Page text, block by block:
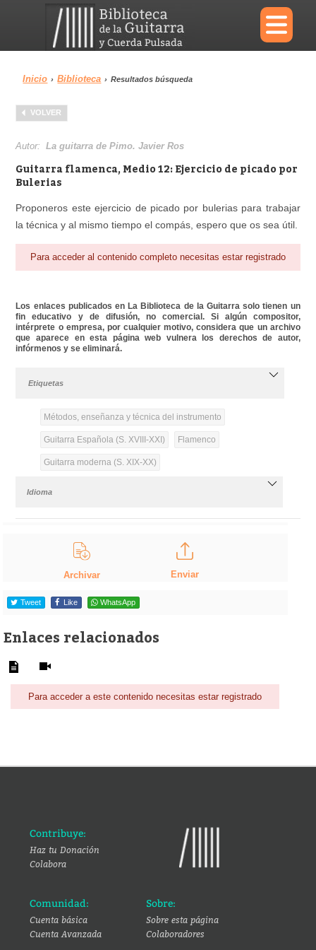
×
Menu
Biblioteca
Área personal Reproductor
Inicio › Biblioteca › Resultados búsqueda
VOLVER
Autor:La guitarra de Pimo. Javier Ros
Guitarra flamenca, Medio 12: Ejercicio de picado por
Bulerias
Proponeros este ejercicio de picado por bulerias para trabajar
la técnica y al mismo tiempo el compás, espero que os sea útil.
Para acceder al contenido completo necesitas estar registrado
Los enlaces publicados en La Biblioteca de la Guitarra solo tienen un
fin educativo y de difusión, no comercial. Si algún compositor,
intérprete o empresa, por cualquier motivo, considera que un archivo
que aparece en esta página web vulnera los derechos de autor,
infórmenos y se eliminará.
Etiquetas
Métodos, enseñanza y técnica del instrumento
Guitarra Española (S. XVIII-XXI) Flamenco
Guitarra moderna (S. XIX-XX)
Idioma
Archivar Enviar
Tweet Like WhatsApp
Enlaces relacionados
Para acceder a este contenido necesitas estar registrado
Contribuye:
Haz tu Donación
Colabora
Comunidad:
Cuenta básica
Cuenta Avanzada
Sobre:
Sobre esta página
Colaboradores